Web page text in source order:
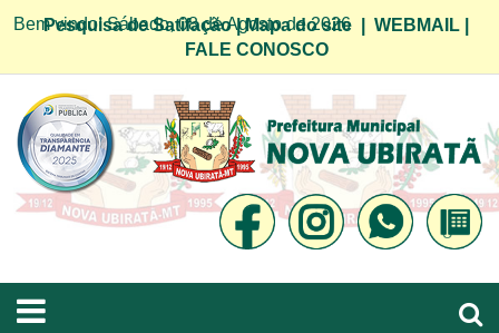
Bem vindo! Sábado, 08 de Agosto de 2026
Pesquisa de Satifação|Mapa do site WEBMAIL
FALE CONOSCO